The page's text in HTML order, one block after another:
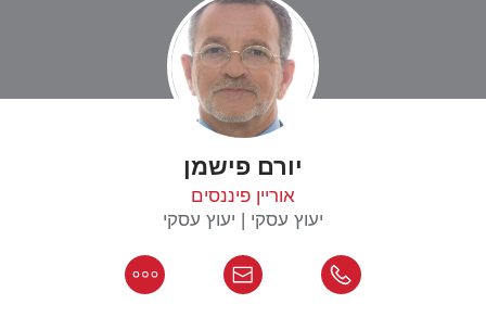
יורם פישמן
אוריין פיננסים
יעוץ עסקי | יעוץ עסקי